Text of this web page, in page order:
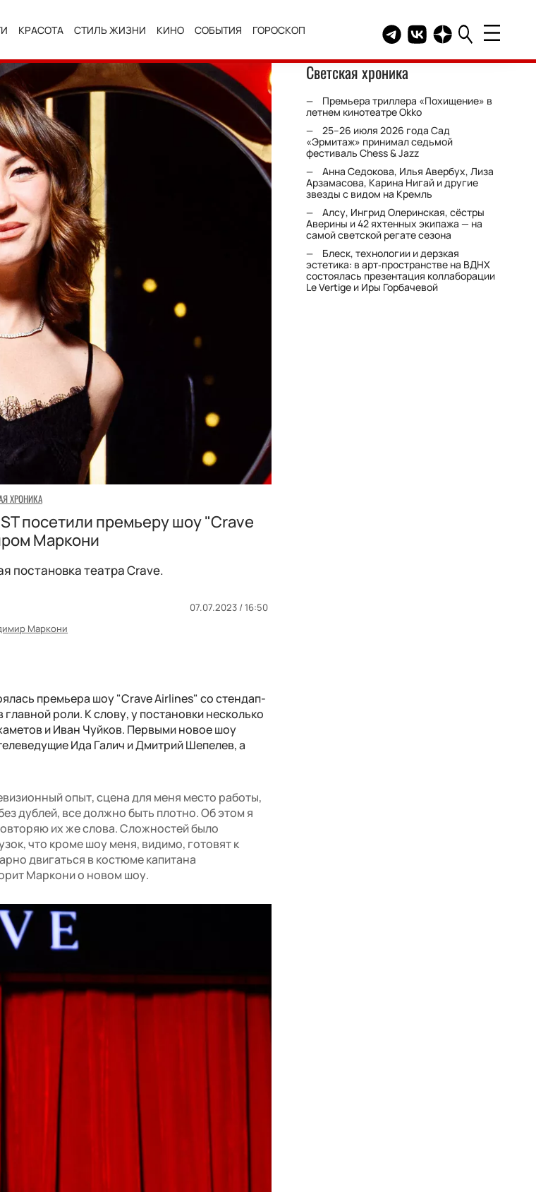
КРАСОТА СТИЛЬ ЖИЗНИ КИНО СОБЫТИЯ ГОРОСКОП Telegram канал HELLO
Группа HELLO
Канал HELLO в
ХРОНИКА
посетили премьеру шоу "Crave
Маркони
постановка театра Crave.
07.07.2023 / 16:50
Маркони
премьера шоу "Crave Airlines" со стендап-
роли. К слову, у постановки несколько
и Иван Чуйков. Первыми новое шоу
Ида Галич и Дмитрий Шепелев, а
опыт, сцена для меня место работы,
дублей, все должно быть плотно. Об этом я
их же слова. Сложностей было
что кроме шоу меня, видимо, готовят к
двигаться в костюме капитана
Маркони о новом шоу.
Светская хроника
Премьера триллера «Похищение» в
летнем кинотеатре Okko
25–26 июля 2026 года Сад
«Эрмитаж» принимал седьмой
фестиваль Chess & Jazz
Анна Седокова, Илья Авербух, Лиза
Арзамасова, Карина Нигай и другие
звезды с видом на Кремль
Алсу, Ингрид Олеринская, сёстры
Аверины и 42 яхтенных экипажа — на
самой светской регате сезона
Блеск, технологии и дерзкая
эстетика: в арт‑пространстве на ВДНХ
состоялась презентация коллаборации
Le Vertige и Иры Горбачевой